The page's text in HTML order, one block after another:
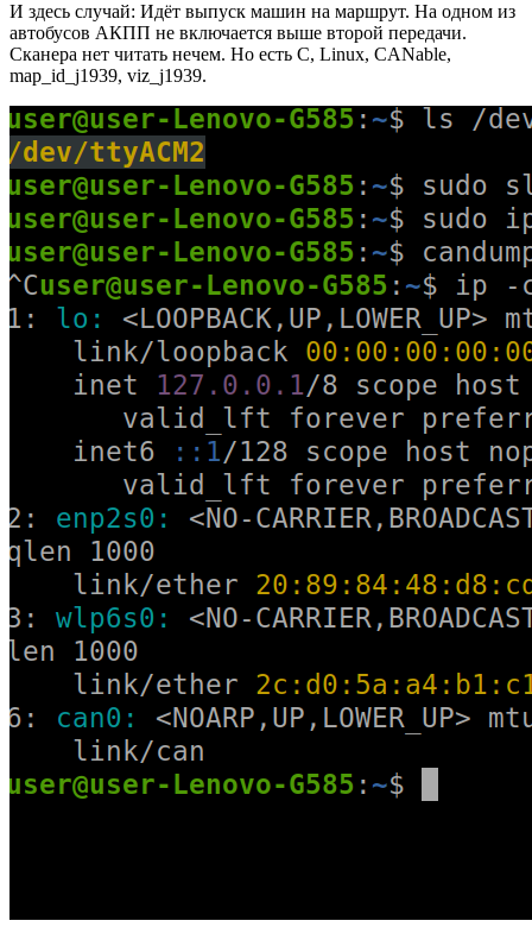
И здесь случай: Идёт выпуск машин на маршрут. На одном из
автобусов АКПП не включается выше второй передачи.
Сканера нет читать нечем. Но есть C, Linux, CANable,
map_id_j1939, viz_j1939.